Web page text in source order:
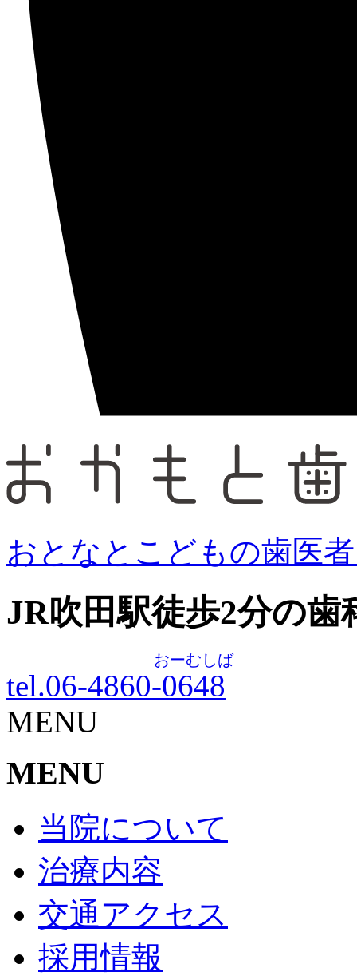
おとなとこどもの歯医
JR吹田駅徒歩2分の歯
tel.06-4860-0648
おーむしば
MENU
MENU
当院について
治療内容
交通アクセス
採用情報